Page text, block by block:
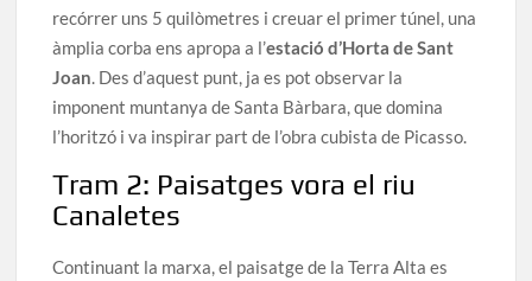
recórrer uns 5 quilòmetres i creuar el primer túnel, una
àmplia corba ens apropa a l’estació d’Horta de Sant
Joan. Des d’aquest punt, ja es pot observar la
imponent muntanya de Santa Bàrbara, que domina
l’horitzó i va inspirar part de l’obra cubista de Picasso.
Tram 2: Paisatges vora el riu
Canaletes
Continuant la marxa, el paisatge de la Terra Alta es